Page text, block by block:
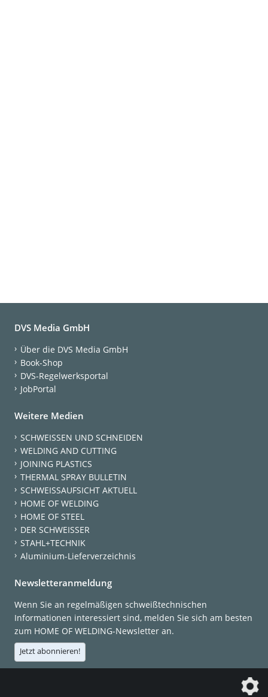
DVS Media GmbH
Über die DVS Media GmbH
Book-Shop
DVS-Regelwerksportal
JobPortal
Weitere Medien
SCHWEISSEN UND SCHNEIDEN
WELDING AND CUTTING
JOINING PLASTICS
THERMAL SPRAY BULLETIN
SCHWEISSAUFSICHT AKTUELL
HOME OF WELDING
HOME OF STEEL
DER SCHWEISSER
STAHL+TECHNIK
Aluminium-Lieferverzeichnis
Newsletteranmeldung
Wenn Sie an regelmäßigen schweißtechnischen
Informationen interessiert sind, melden Sie sich am besten
zum HOME OF WELDING-Newsletter an.
Jetzt abonnieren!